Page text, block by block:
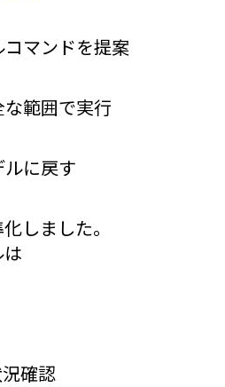
マンドを提案
範囲で実行
に戻す
しました。
確認